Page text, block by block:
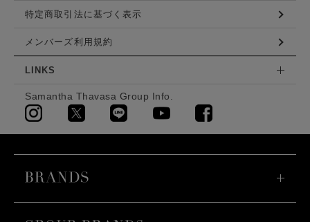
特定商取引法に基づく表示
メンバーズ利用規約
LINKS
Samantha Thavasa Group Info.